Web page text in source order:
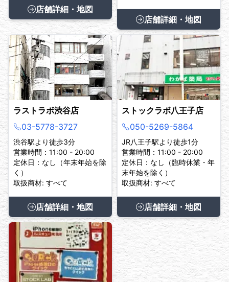
店舗詳細・地図
店舗詳細・地図
ラストラボ渋谷店
03-5778-3727
渋谷駅より徒歩3分
営業時間：11:00 - 20:00
定休日：なし（年末年始を除
く）
取扱商材: すべて
店舗詳細・地図
ストックラボ八王子店
050-5269-5864
JR八王子駅より徒歩1分
営業時間：11:00 - 20:00
定休日：なし（臨時休業・年
末年始を除く）
取扱商材: すべて
店舗詳細・地図